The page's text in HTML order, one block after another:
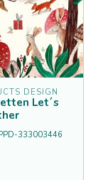
DESIGN
Let´s
333003446